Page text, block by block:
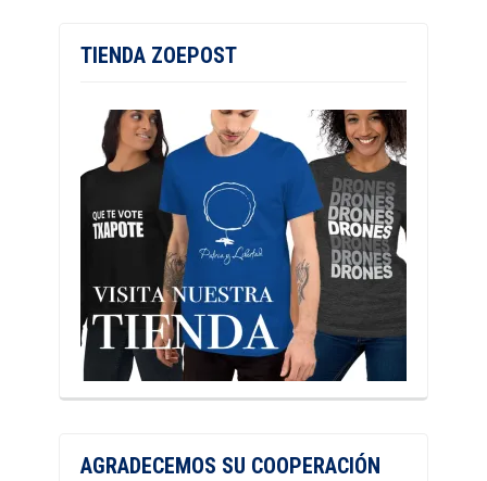
TIENDA ZOEPOST
AGRADECEMOS SU COOPERACIÓN